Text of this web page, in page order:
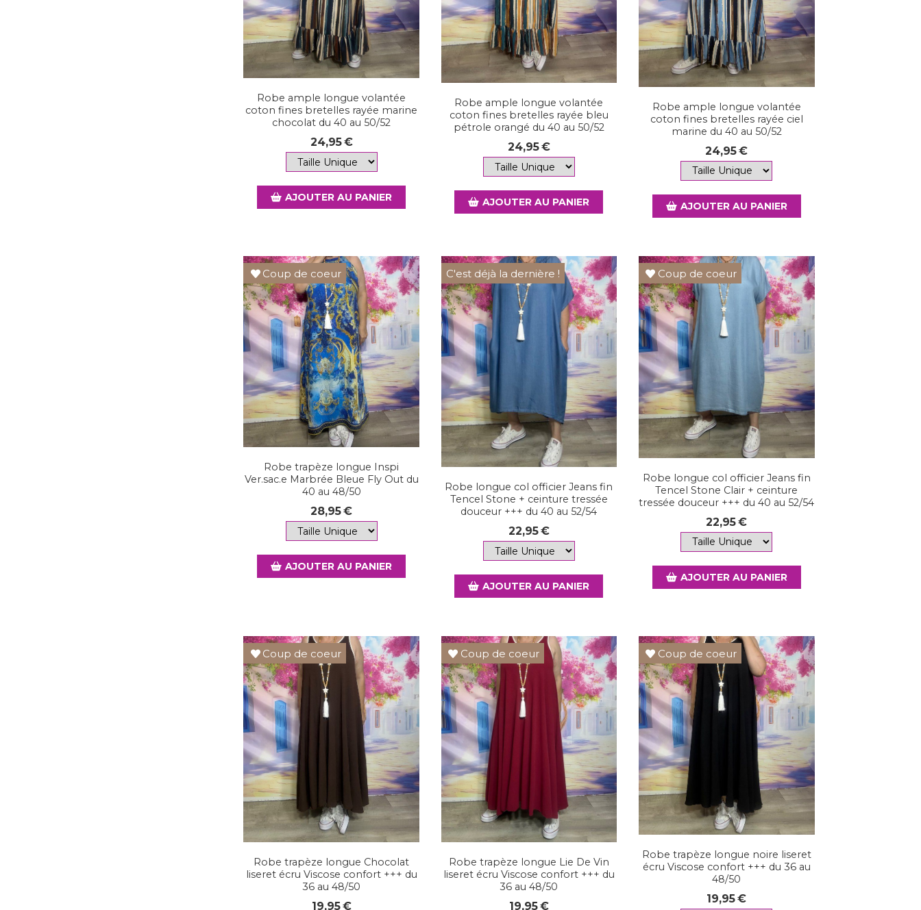
Robe ample longue volantée
coton fines bretelles rayée marine
chocolat du 40 au 50/52
24,95€
AJOUTER AU PANIER
Robe ample longue volantée
coton fines bretelles rayée bleu
pétrole orangé du 40 au 50/52
24,95€
AJOUTER AU PANIER
Robe ample longue volantée
coton fines bretelles rayée ciel
marine du 40 au 50/52
24,95€
AJOUTER AU PANIER
Coup de coeur
Robe trapèze longue Inspi
Ver.sac.e Marbrée Bleue Fly Out du
40 au 48/50
28,95€
AJOUTER AU PANIER
C'est déjà la dernière !
Robe longue col officier Jeans fin
Tencel Stone + ceinture tressée
douceur +++ du 40 au 52/54
22,95€
AJOUTER AU PANIER
Coup de coeur
Robe longue col officier Jeans fin
Tencel Stone Clair + ceinture
tressée douceur +++ du 40 au 52/54
22,95€
AJOUTER AU PANIER
Coup de coeur
Robe trapèze longue Chocolat
liseret écru Viscose confort +++ du
36 au 48/50
19,95€
Coup de coeur
Robe trapèze longue Lie De Vin
liseret écru Viscose confort +++ du
36 au 48/50
19,95€
Coup de coeur
Robe trapèze longue noire liseret
écru Viscose confort +++ du 36 au
48/50
19,95€